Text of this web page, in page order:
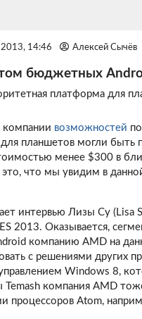
2013, 14:46 Алексей Сычёв
бюджетных
платформа для
компании возможностей
планшетов могли быть
менее $300 в
что мы увидим в
интервью Лизы Су (Lisa
2013. Оказывается,
компанию AMD на
с решениями других
Windows 8,
компания AMD
процессоров Atom,